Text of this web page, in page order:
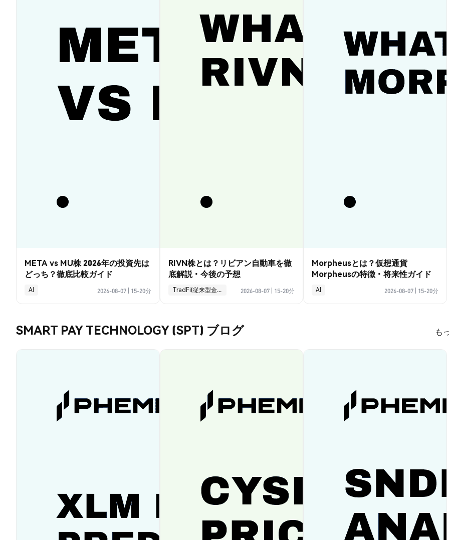
META vs MU株 2026年の投資先は
どっち？徹底比較ガイド
AI 2026-08-07 15-20分
RIVN株とは？リビアン自動車を徹
底解説・今後の予想
TradFi(従来型金融) 2026-08-07 15-20分
Morpheusとは？仮想通貨
Morpheusの特徴・将来性ガイド
AI 2026-08-07 15-20分
SMART PAY TECHNOLOGY (SPT) ブログ も